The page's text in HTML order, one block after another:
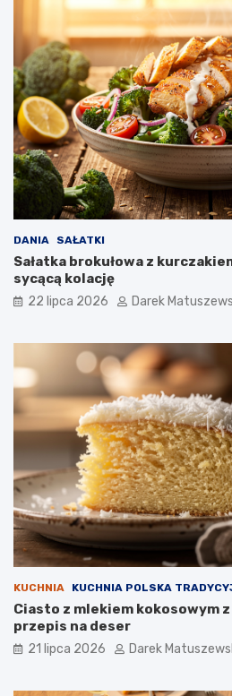
DANIA SAŁATKI
Sałatka brokułowa z
sycącą kolację
22 lipca 2026 Darek
KUCHNIA KUCHNIA POLSKA
Ciasto z mlekiem kokosowym
przepis na deser
21 lipca 2026 Darek